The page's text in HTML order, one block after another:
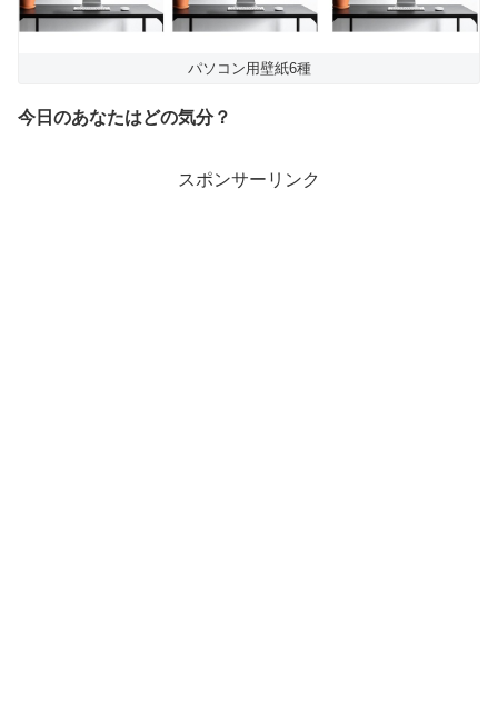
パソコン用壁紙6種
今日のあなたはどの気分？
スポンサーリンク